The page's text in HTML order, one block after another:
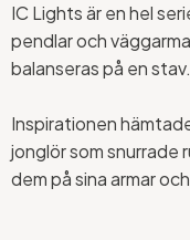
IC Lights är en hel
pendlar och
balanseras på en stav.
Inspirationen
jonglör som
dem på sina armar